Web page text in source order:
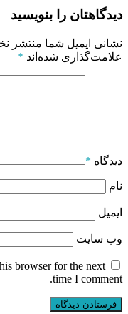
دیدگاهتان را بنویسید
نشانی ایمیل شما منتشر
علامت‌گذاری شده‌اند *
دیدگاه *
نام
ایمیل
وب‌ سایت
browser for the next
time I comment.